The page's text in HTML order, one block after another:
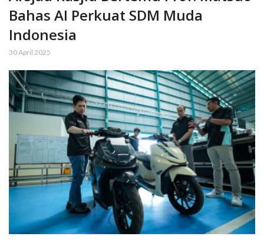
Bahas AI Perkuat SDM Muda
Indonesia
30 April 2025